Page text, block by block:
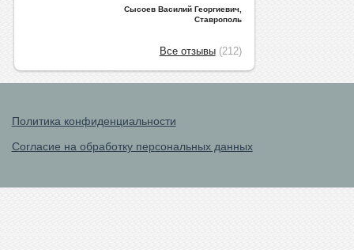
Сысоев Василий Георгиевич,
Ставрополь
Все отзывы(212)
Политика конфиденциальности
Согласие на обработку персональных данных